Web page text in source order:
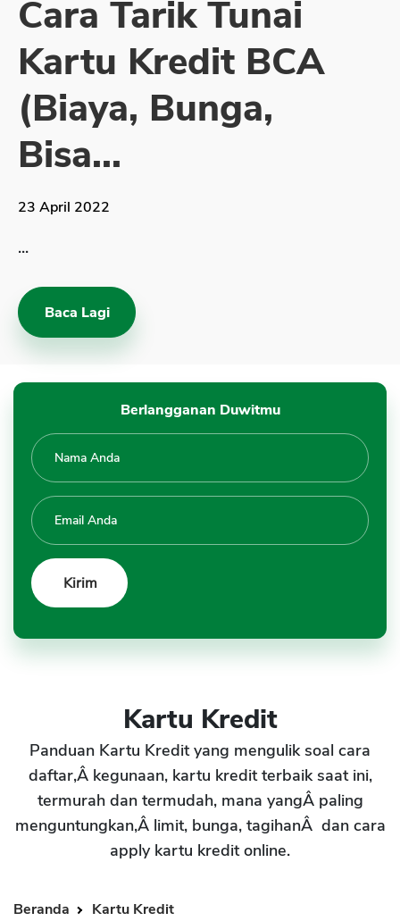
Sekuritas Saham
Bank Digital
Crypto
Assets Crypto
Exchange
Cara Tarik Tunai
Kartu Kredit BCA
(Biaya, Bunga,
Bisa...
23 April 2022
...
Baca Lagi
Berlangganan Duwitmu
Kartu Kredit
Panduan Kartu Kredit yang mengulik soal cara
daftar,Â kegunaan, kartu kredit terbaik saat ini,
termurah dan termudah, mana yangÂ paling
menguntungkan,Â limit, bunga, tagihanÂ dan cara
apply kartu kredit online.
Beranda Kartu Kredit